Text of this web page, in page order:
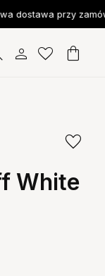
dostawa przy
White